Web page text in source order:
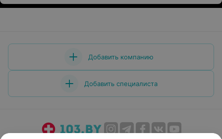
Добавить компанию
Добавить специалиста